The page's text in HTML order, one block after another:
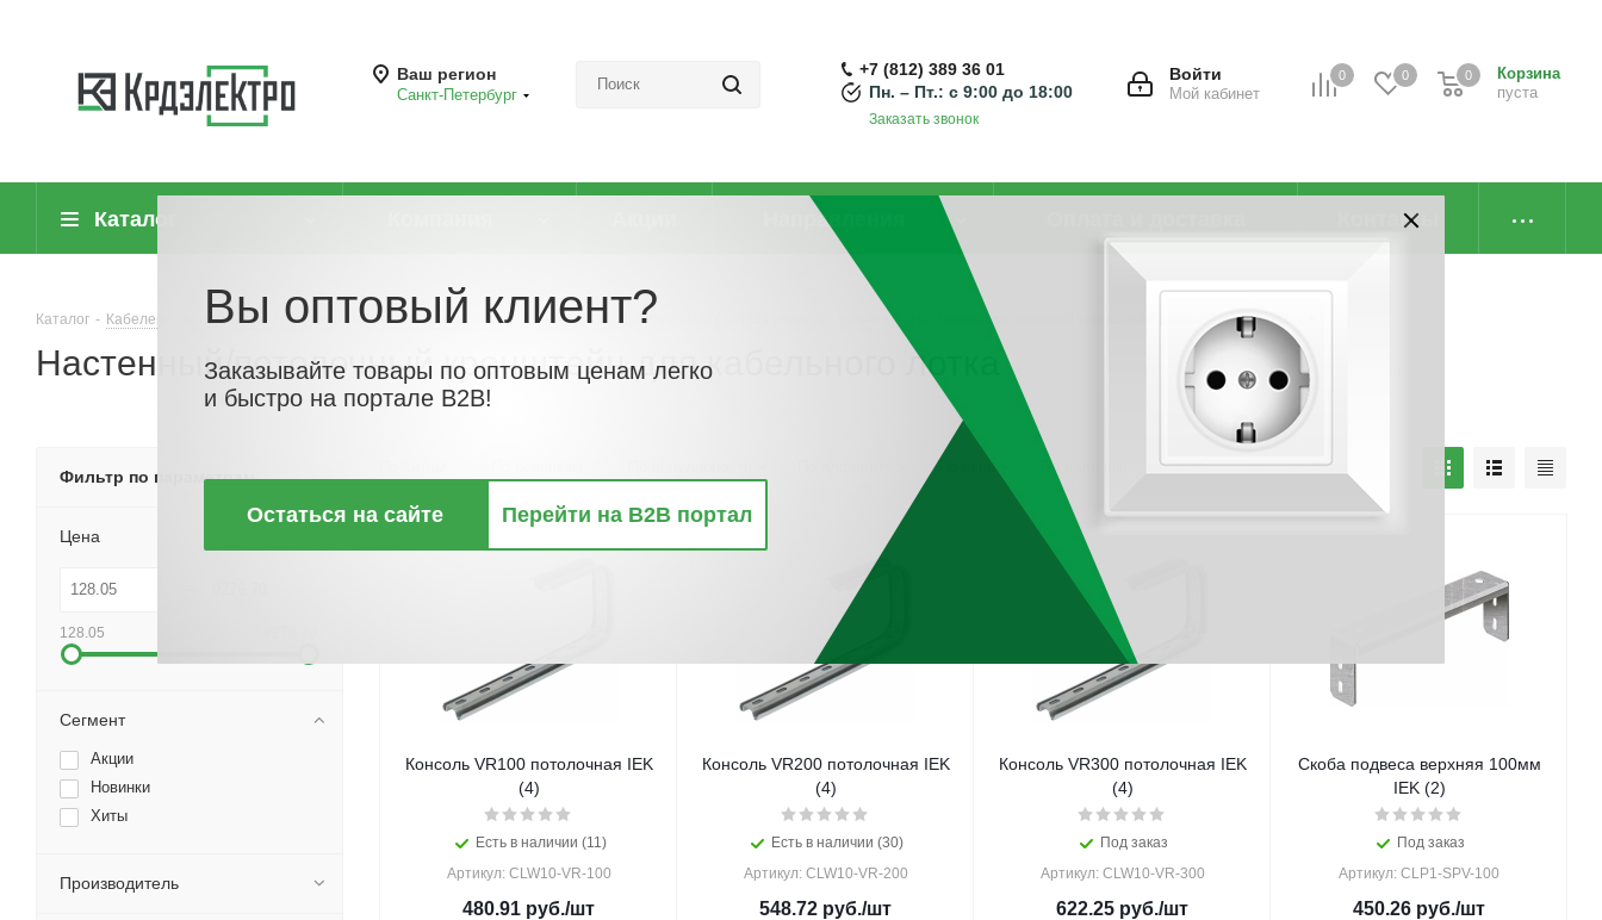
Ваш регион
Санкт-Петербург
0 0
Корзина
пуста
0
Войти
Мой кабинет
+7 (812) 389 36 01
Пн. – Пт.: с 9:00 до 18:00
Заказать звонок
Каталог Направления Контакты
Каталог - Кабеленесущие системы (системы для прокладки кабеля) - Аксессуары для кабельных лотков универсальные Настенный/потолочный кронштейн для кабельного лотка
Настенный/потолочный кронштейн для кабельного лотка
По цене По наличию
Консоль VR100 потолочная IEK
(4)
Есть в наличии (11)
Артикул: CLW10-VR-100
480.91 руб./шт
Консоль VR200 потолочная IEK
(4)
Есть в наличии (30)
Артикул: CLW10-VR-200
548.72 руб./шт
Консоль VR300 потолочная IEK
(4)
Под заказ
Артикул: CLW10-VR-300
622.25 руб./шт
Скоба подвеса верхняя 100мм
IEK (2)
Под заказ
Артикул: CLP1-SPV-100
450.26 руб./шт
Фильтр по параметрам
Цена
128.05
Сегмент
Акции
Новинки
Хиты
Производитель
Вы оптовый клиент?
Заказывайте товары по оптовым ценам легко
и быстро на портале B2B!
Остаться на сайте Перейти на B2B портал